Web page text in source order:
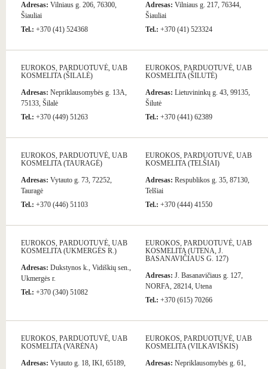
Adresas: Vilniaus g. 206, 76300,
Šiauliai
Tel.: +370 (41) 524368
Adresas: Vilniaus g. 217, 76344,
Šiauliai
Tel.: +370 (41) 523324
EUROKOS, PARDUOTUVĖ, UAB
KOSMELITA (ŠILALĖ)
Adresas: Nepriklausomybės g. 13A,
75133, Šilalė
Tel.: +370 (449) 51263
EUROKOS, PARDUOTUVĖ, UAB
KOSMELITA (ŠILUTĖ)
Adresas: Lietuvininkų g. 43, 99135,
Šilutė
Tel.: +370 (441) 62389
EUROKOS, PARDUOTUVĖ, UAB
KOSMELITA (TAURAGĖ)
Adresas: Vytauto g. 73, 72252,
Tauragė
Tel.: +370 (446) 51103
EUROKOS, PARDUOTUVĖ, UAB
KOSMELITA (TELŠIAI)
Adresas: Respublikos g. 35, 87130,
Telšiai
Tel.: +370 (444) 41550
EUROKOS, PARDUOTUVĖ, UAB
KOSMELITA (UKMERGĖS R.)
Adresas: Dukstynos k., Vidiškių sen.,
Ukmergės r.
Tel.: +370 (340) 51082
EUROKOS, PARDUOTUVĖ, UAB
KOSMELITA (UTENA, J.
BASANAVIČIAUS G. 127)
Adresas: J. Basanavičiaus g. 127,
NORFA, 28214, Utena
Tel.: +370 (615) 70266
EUROKOS, PARDUOTUVĖ, UAB
KOSMELITA (VARĖNA)
Adresas: Vytauto g. 18, IKI, 65189,
EUROKOS, PARDUOTUVĖ, UAB
KOSMELITA (VILKAVIŠKIS)
Adresas: Nepriklausomybės g. 61,